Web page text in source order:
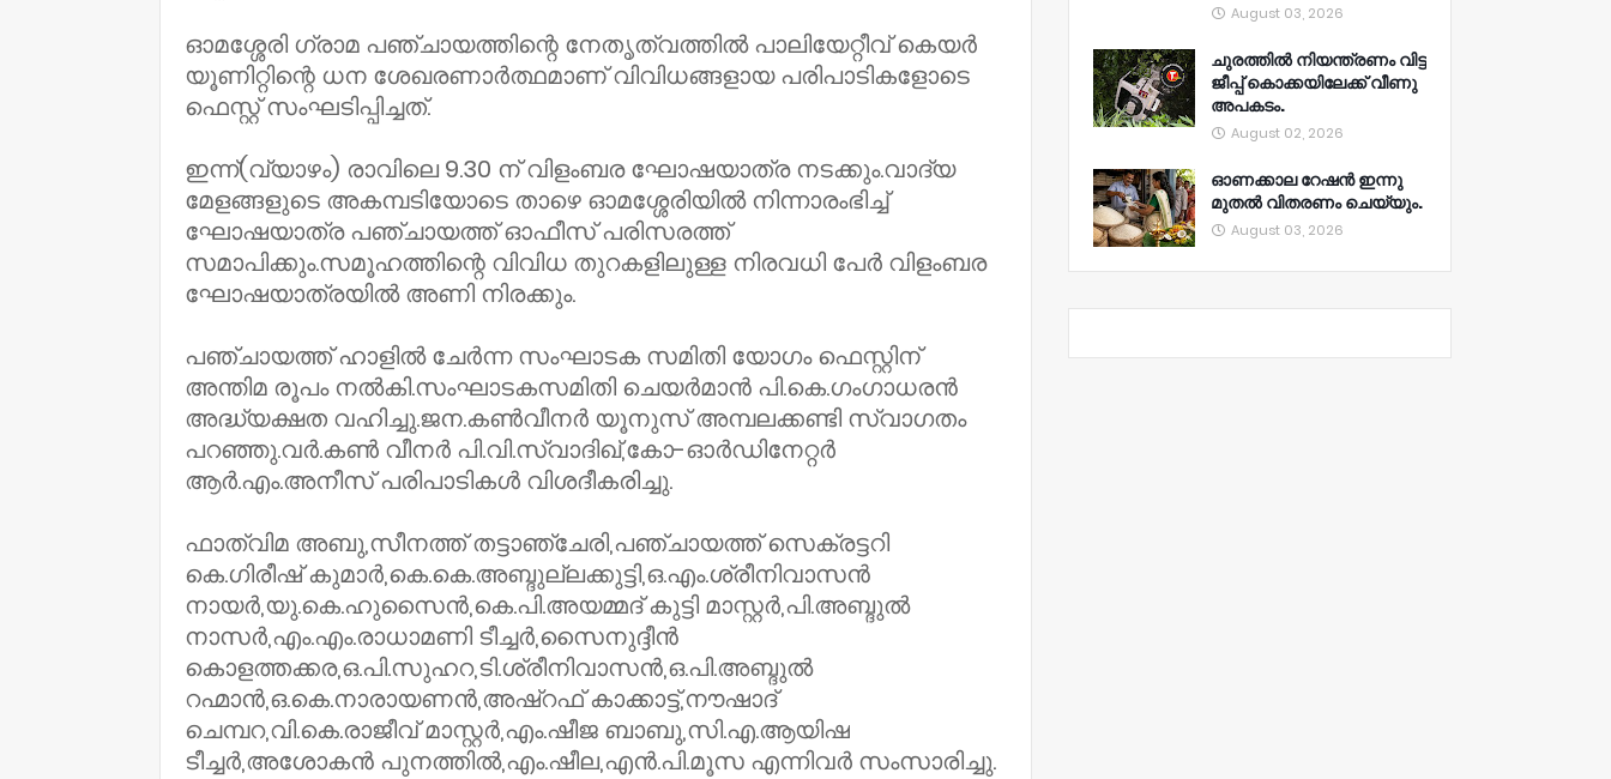
ഓമശ്ശേരി ഗ്രാമ പഞ്ചായത്തിന്റെ നേതൃത്വത്തിൽ പാലിയേറ്റീവ് കെയർ
യൂണിറ്റിന്റെ ധന ശേഖരണാർത്ഥമാണ്‌ വിവിധങ്ങളായ പരിപാടികളോടെ
ഫെസ്റ്റ്‌ സംഘടിപ്പിച്ചത്‌.
ഇന്ന്(വ്യാഴം) രാവിലെ 9.30 ന്‌ വിളംബര ഘോഷയാത്ര നടക്കും.വാദ്യ
മേളങ്ങളുടെ അകമ്പടിയോടെ താഴെ ഓമശ്ശേരിയിൽ നിന്നാരംഭിച്ച്‌
ഘോഷയാത്ര പഞ്ചായത്ത്‌ ഓഫീസ്‌ പരിസരത്ത്‌
സമാപിക്കും.സമൂഹത്തിന്റെ വിവിധ തുറകളിലുള്ള നിരവധി പേർ വിളംബര
ഘോഷയാത്രയിൽ അണി നിരക്കും.
പഞ്ചായത്ത്‌ ഹാളിൽ ചേർന്ന സംഘാടക സമിതി യോഗം ഫെസ്റ്റിന്‌
അന്തിമ രൂപം നൽകി.സംഘാടകസമിതി ചെയർമാൻ പി.കെ.ഗംഗാധരൻ
അദ്ധ്യക്ഷത വഹിച്ചു.ജന.കൺവീനർ യൂനുസ്‌ അമ്പലക്കണ്ടി സ്വാഗതം
പറഞ്ഞു.വർ.കൺ വീനർ പി.വി.സ്വാദിഖ്‌,കോ-ഓർഡിനേറ്റർ
ആർ.എം.അനീസ്‌ പരിപാടികൾ വിശദീകരിച്ചു.
ഫാത്വിമ അബു,സീനത്ത്‌ തട്ടാഞ്ചേരി,പഞ്ചായത്ത്‌ സെക്രട്ടറി
കെ.ഗിരീഷ്‌ കുമാർ,കെ.കെ.അബ്ദുല്ലക്കുട്ടി,ഒ.എം.ശ്രീനിവാസൻ
നായർ,യു.കെ.ഹുസൈൻ,കെ.പി.അയമ്മദ്‌ കുട്ടി മാസ്റ്റർ,പി.അബ്ദുൽ
നാസർ,എം.എം.രാധാമണി ടീച്ചർ,സൈനുദ്ദീൻ
കൊളത്തക്കര,ഒ.പി.സുഹറ,ടി.ശ്രീനിവാസൻ,ഒ.പി.അബ്ദുൽ
റഹ്മാൻ,ഒ.കെ.നാരായണൻ,അഷ്‌റഫ്‌ കാക്കാട്ട്‌,നൗഷാദ്‌
ചെമ്പറ,വി.കെ.രാജീവ്‌ മാസ്റ്റർ,എം.ഷീജ ബാബു,സി.എ.ആയിഷ
ടീച്ചർ,അശോകൻ പുനത്തിൽ,എം.ഷീല,എൻ.പി.മൂസ എന്നിവർ സംസാരിച്ചു.
August 03, 2026
ചുരത്തിൽ നിയന്ത്രണം വിട്ട
ജീപ്പ് കൊക്കയിലേക്ക് വീണു
അപകടം.
August 02, 2026
ഓണക്കാല റേഷൻ ഇന്നു
മുതല്‍ വിതരണം ചെയ്യും.
August 03, 2026